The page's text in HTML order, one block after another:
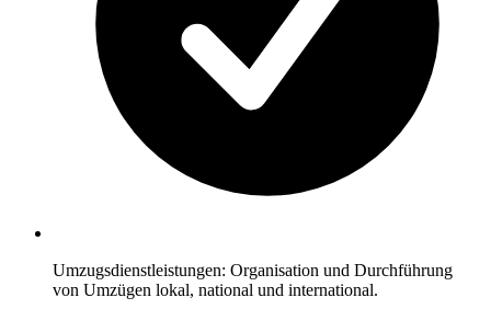
Umzugsdienstleistungen: Organisation und Durchführung
von Umzügen lokal, national und international.